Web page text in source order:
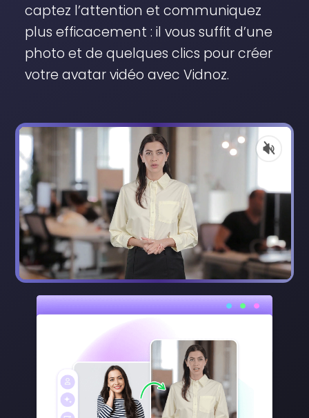
captez l’attention et communiquez
plus efficacement : il vous suffit d’une
photo et de quelques clics pour créer
votre avatar vidéo avec Vidnoz.